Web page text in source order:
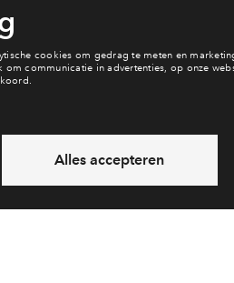
Heb je een vraag en wil je direct
6 dagen per week
via chat